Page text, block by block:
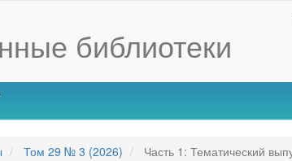
библиотеки
Том 29 № 3 (2026) Часть 1: Тематический